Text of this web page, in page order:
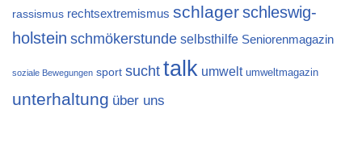
rassismus rechtsextremismus schlagerschleswig-
holstein schmökerstunde selbsthilfe Seniorenmagazin
soziale Bewegungen sport suchttalk umwelt umweltmagazin
unterhaltung über uns